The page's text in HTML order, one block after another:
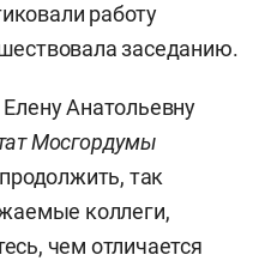
работу
заседанию.
Анатольевну
Мосгордумы
так
коллеги,
чем отличается